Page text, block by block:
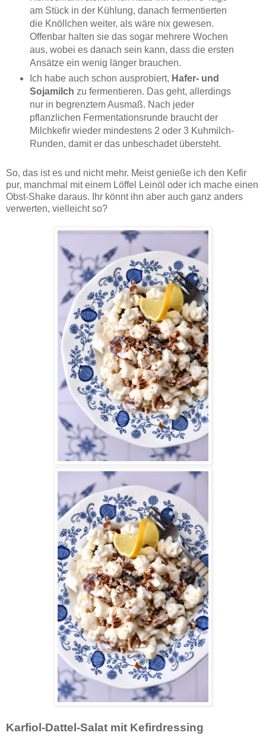
am Stück in der Kühlung, danach fermentierten
die Knöllchen weiter, als wäre nix gewesen.
Offenbar halten sie das sogar mehrere Wochen
aus, wobei es danach sein kann, dass die ersten
Ansätze ein wenig länger brauchen.
Ich habe auch schon ausprobiert, Hafer- und
Sojamilch zu fermentieren. Das geht, allerdings
nur in begrenztem Ausmaß. Nach jeder
pflanzlichen Fermentationsrunde braucht der
Milchkefir wieder mindestens 2 oder 3 Kuhmilch-
Runden, damit er das unbeschadet übersteht.
So, das ist es und nicht mehr. Meist genieße ich den Kefir
pur, manchmal mit einem Löffel Leinöl oder ich mache einen
Obst-Shake daraus. Ihr könnt ihn aber auch ganz anders
verwerten, vielleicht so?
Karfiol-Dattel-Salat mit Kefirdressing